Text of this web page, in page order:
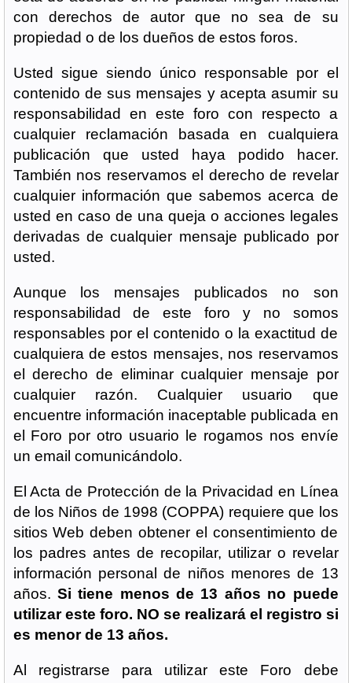
con derechos de autor que no sea de su
propiedad o de los dueños de estos foros.
Usted sigue siendo único responsable por el
contenido de sus mensajes y acepta asumir su
responsabilidad en este foro con respecto a
cualquier reclamación basada en cualquiera
publicación que usted haya podido hacer.
También nos reservamos el derecho de revelar
cualquier información que sabemos acerca de
usted en caso de una queja o acciones legales
derivadas de cualquier mensaje publicado por
usted.
Aunque los mensajes publicados no son
responsabilidad de este foro y no somos
responsables por el contenido o la exactitud de
cualquiera de estos mensajes, nos reservamos
el derecho de eliminar cualquier mensaje por
cualquier razón. Cualquier usuario que
encuentre información inaceptable publicada en
el Foro por otro usuario le rogamos nos envíe
un email comunicándolo.
El Acta de Protección de la Privacidad en Línea
de los Niños de 1998 (COPPA) requiere que los
sitios Web deben obtener el consentimiento de
los padres antes de recopilar, utilizar o revelar
información personal de niños menores de 13
años. Si tiene menos de 13 años no puede
utilizar este foro. NO se realizará el registro si
es menor de 13 años.
Al registrarse para utilizar este Foro debe